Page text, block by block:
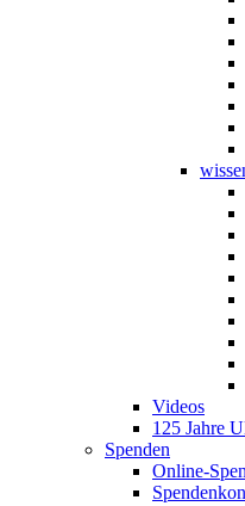
Videos
125 Jahre
Spenden
Online-